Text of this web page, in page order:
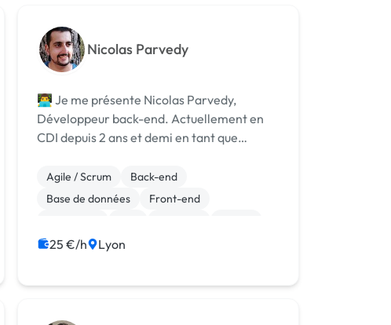
Nicolas Parvedy
👨‍💻 Je me présente Nicolas Parvedy,
Développeur back-end. Actuellement en
CDI depuis 2 ans et demi en tant que
recherche de projets de tout envergure
dont je pourrais travailler principalement le
Agile / Scrum
Back-end
Base de données
Front-end
CSS, HTML, XML
25 €/h Lyon